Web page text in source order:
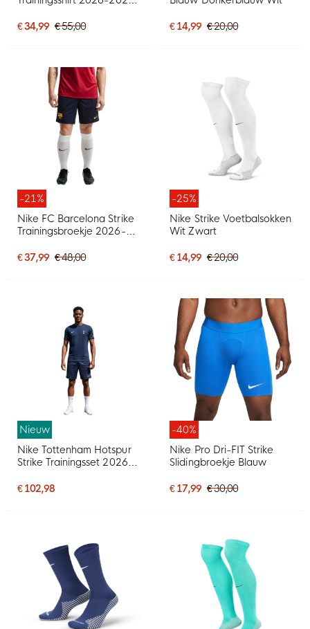
€ 34,99 € 55,00 € 14,99 € 20,00
-21%
Nike FC Barcelona Strike
Trainingsbroekje 2026-
Geel
€ 37,99 € 48,00
-25%
Nike Strike Voetbalsokken
Wit Zwart
€ 14,99 € 20,00
Nieuw
Nike Tottenham Hotspur
Strike Trainingsset 2026-
Lichtblauw Geel Wit
€ 102,98
-40%
Nike Pro Dri-FIT Strike
Slidingbroekje Blauw
€ 17,99 € 30,00